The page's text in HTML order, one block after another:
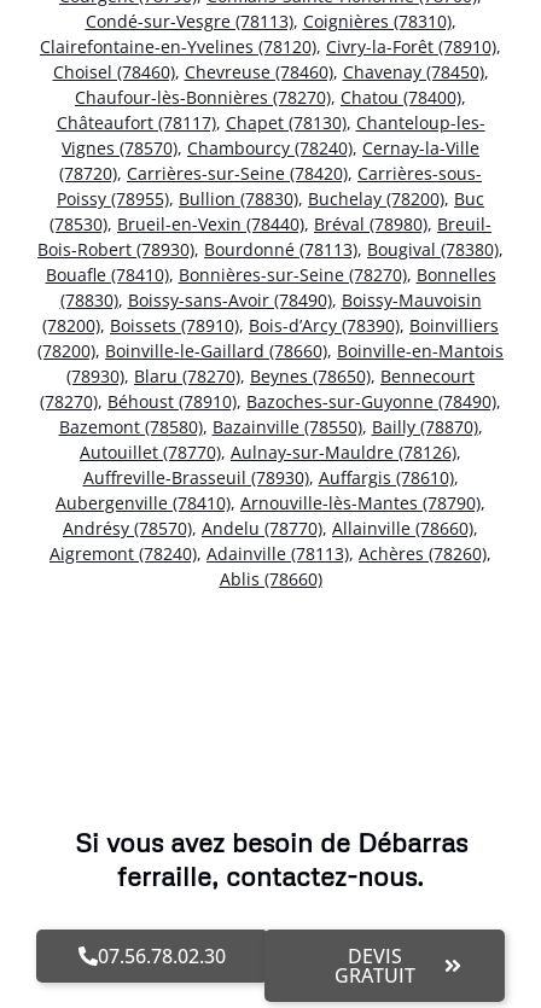
Condé-sur-Vesgre (78113), Coignières (78310),
Clairefontaine-en-Yvelines (78120), Civry-la-Forêt (78910),
Choisel (78460), Chevreuse (78460), Chavenay (78450),
Chaufour-lès-Bonnières (78270), Chatou (78400),
Châteaufort (78117), Chapet (78130), Chanteloup-les-
Vignes (78570), Chambourcy (78240), Cernay-la-Ville
(78720), Carrières-sur-Seine (78420), Carrières-sous-
Poissy (78955), Bullion (78830), Buchelay (78200), Buc
(78530), Brueil-en-Vexin (78440), Bréval (78980), Breuil-
Bois-Robert (78930), Bourdonné (78113), Bougival (78380),
Bouafle (78410), Bonnières-sur-Seine (78270), Bonnelles
(78830), Boissy-sans-Avoir (78490), Boissy-Mauvoisin
(78200), Boissets (78910), Bois-d’Arcy (78390), Boinvilliers
(78200), Boinville-le-Gaillard (78660), Boinville-en-Mantois
(78930), Blaru (78270), Beynes (78650), Bennecourt
(78270), Béhoust (78910), Bazoches-sur-Guyonne (78490),
Bazemont (78580), Bazainville (78550), Bailly (78870),
Autouillet (78770), Aulnay-sur-Mauldre (78126),
Auffreville-Brasseuil (78930), Auffargis (78610),
Aubergenville (78410), Arnouville-lès-Mantes (78790),
Andrésy (78570), Andelu (78770), Allainville (78660),
Aigremont (78240), Adainville (78113), Achères (78260),
Ablis (78660)
Si vous avez besoin de Débarras
ferraille, contactez-nous.
07.56.78.02.30 DEVIS
GRATUIT